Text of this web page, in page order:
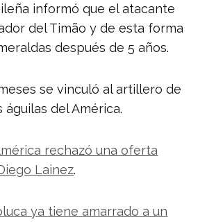
informó que el atacante
del Timão y de esta forma
después de 5 años.
se vinculó al artillero de
águilas del América.
rechazó una oferta
Lainez.
ya tiene amarrado a un